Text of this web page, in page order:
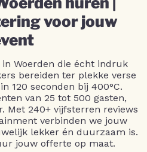
voor jouw
Woerden die écht indruk
bereiden ter plekke verse
120 seconden bij 400°C.
van 25 tot 500 gasten,
Met 240+ vijfsterren reviews
verbinden we jouw
lekker én duurzaam is.
jouw offerte op maat.